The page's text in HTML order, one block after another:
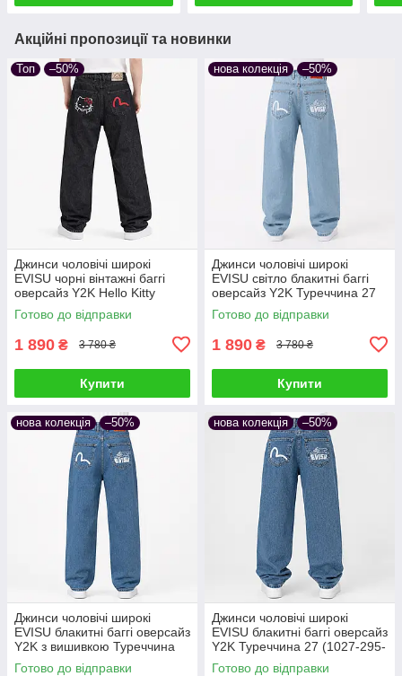
Акційні пропозиції та новинки
Топ –50%
Джинси чоловічі широкі
EVISU чорні вінтажні баггі
оверсайз Y2K Hello Kitty
Туреччина 25 (1075-307)
Готово до відправки
1 890 ₴ 3 780 ₴
Купити
нова колекція –50%
Джинси чоловічі широкі
EVISU світло блакитні баггі
оверсайз Y2K Туреччина 27
(1027-295-6)
Готово до відправки
1 890 ₴ 3 780 ₴
Купити
нова колекція –50%
Джинси чоловічі широкі
EVISU блакитні баггі оверсайз
Y2K з вишивкою Туреччина
27 (1027-295-5)
Готово до відправки
нова колекція –50%
Джинси чоловічі широкі
EVISU блакитні баггі оверсайз
Y2K Туреччина 27 (1027-295-
4)
Готово до відправки